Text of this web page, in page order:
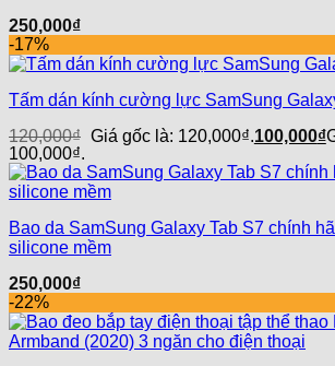
250,000₫
-17%
Tấm dán kính cường lực SamSung
120,000₫ Giá gốc là: 120,000₫.100,000₫
100,000₫.
Bao da SamSung Galaxy Tab S7 chính
silicone mềm
250,000₫
-22%